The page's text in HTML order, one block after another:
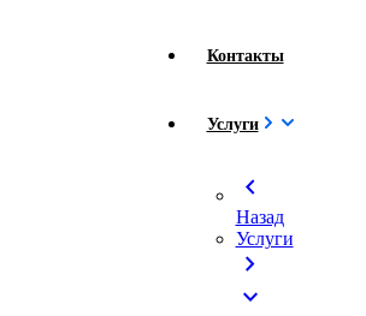
Контакты
Услуги
chevron_left
Назад
Услуги
chevron_right
expand_more